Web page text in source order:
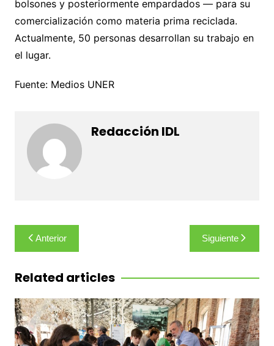
bolsones y posteriormente empardados — para su
comercialización como materia prima reciclada.
Actualmente, 50 personas desarrollan su trabajo en
el lugar.
Fuente: Medios UNER
Redacción IDL
Navegación
de
entradas
Anterior Siguiente
Related articles